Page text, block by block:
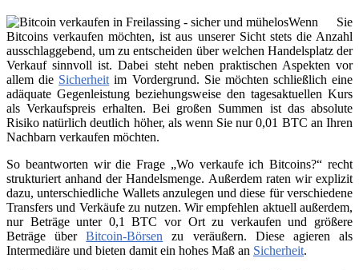
Wenn Sie
Bitcoins verkaufen möchten, ist aus unserer Sicht stets die Anzahl
ausschlaggebend, um zu entscheiden über welchen Handelsplatz der
Verkauf sinnvoll ist. Dabei steht neben praktischen Aspekten vor
allem die Sicherheit im Vordergrund. Sie möchten schließlich eine
adäquate Gegenleistung beziehungsweise den tagesaktuellen Kurs
als Verkaufspreis erhalten. Bei großen Summen ist das absolute
Risiko natürlich deutlich höher, als wenn Sie nur 0,01 BTC an Ihren
Nachbarn verkaufen möchten.
So beantworten wir die Frage „Wo verkaufe ich Bitcoins?“ recht
strukturiert anhand der Handelsmenge. Außerdem raten wir explizit
dazu, unterschiedliche Wallets anzulegen und diese für verschiedene
Transfers und Verkäufe zu nutzen. Wir empfehlen aktuell außerdem,
nur Beträge unter 0,1 BTC vor Ort zu verkaufen und größere
Beträge überBitcoin-Börsen zu veräußern. Diese agieren als
Intermediäre und bieten damit ein hohes Maß an Sicherheit.